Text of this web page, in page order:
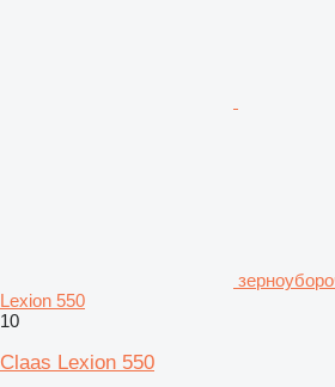
Lexion 550
10
Claas Lexion 550